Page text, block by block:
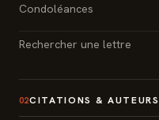
Condoléances
Rechercher une lettre
02CITATIONS & AUTEURS